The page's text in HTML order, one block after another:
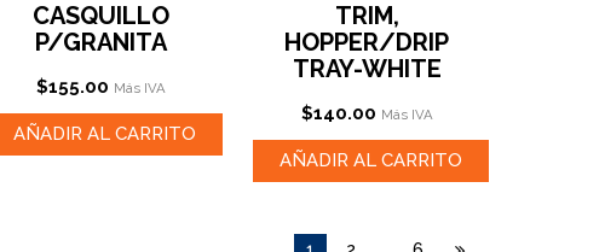
CASQUILLO
P/GRANITA
$155.00 Más IVA
AÑADIR AL CARRITO
TRIM,
HOPPER/DRIP
TRAY-WHITE
$140.00 Más IVA
AÑADIR AL CARRITO